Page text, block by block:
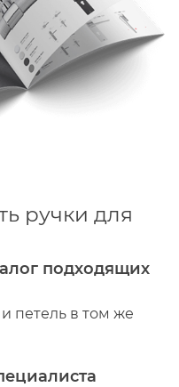
ручки для
подходящих
петель в том же